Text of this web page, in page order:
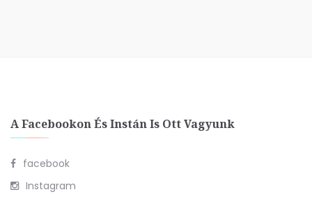
A Facebookon És Instán Is Ott Vagyunk
facebook
Instagram